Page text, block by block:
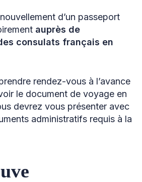
d’un passeport
auprès de
consulats français en
rendez-vous à l’avance
le document de voyage en
devrez vous présenter avec
administratifs requis à la